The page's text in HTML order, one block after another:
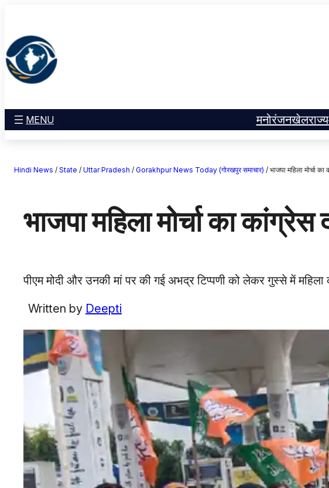
जाएं
MENU
खेल
राज्य
आस्था
व्यापार
राशिफल
Facebook InstagramX
मनोरंजनखेलराज्य
Hindi News / State / Uttar Pradesh / Gorakhpur News Today (गोरखपुर समाचार) / भाजपा महिला मोर्चा
भाजपा महिला मोर्चा का
पीएम मोदी और उनकी मां पर की गई अभद्र टिप्पणी को लेकर गुस्से में महिला
Written by Deepti